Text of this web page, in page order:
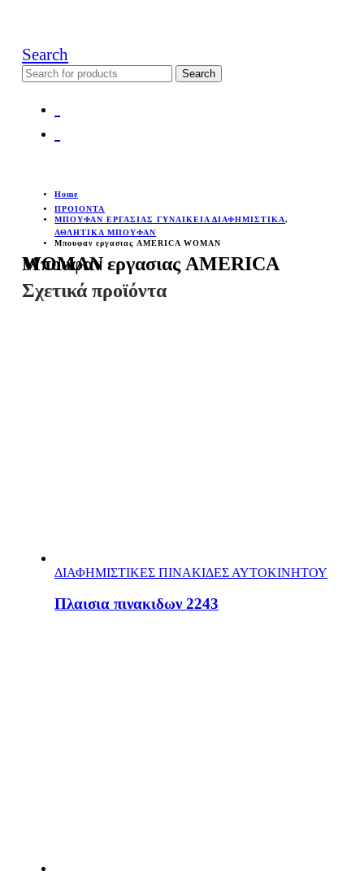
Search
Search
for:
Home
ΠΡΟΙΟΝΤΑ
ΜΠΟΥΦΑΝ ΕΡΓΑΣΙΑΣ ΓΥΝΑΙΚΕΙΑ ΔΙΑΦΗΜΙΣΤΙΚΑ,
ΑΘΛΗΤΙΚΑ ΜΠΟΥΦΑΝ
Μπουφαν εργασιας AMERICA WOMAN
Μπουφαν εργασιας AMERICA WOMAN
Σχετικά προϊόντα
ΔΙΑΦΗΜΙΣΤΙΚΕΣ ΠΙΝΑΚΙΔΕΣ ΑΥΤΟΚΙΝΗΤΟΥ
Πλαισια πινακιδων 2243